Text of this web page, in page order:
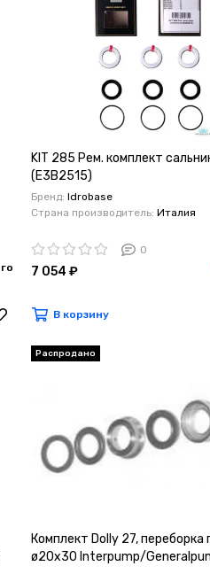
KIT 285 Рем. комплект
(E3B2515)
Бренд: Idrobase
Страна производитель: Италия
0
7 054 ₽
В корзину
Распродано
Комплект Dolly 27, переборка
ø20x30 Interpump/